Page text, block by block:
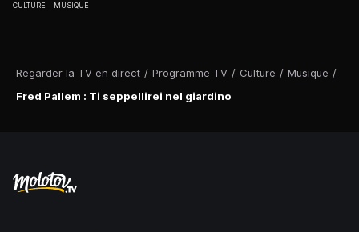
Regarder la TV en direct / Programme TV / Culture / Musique /
Fred Pallem : Ti seppellirei nel giardino
CULTURE MUSIQUE